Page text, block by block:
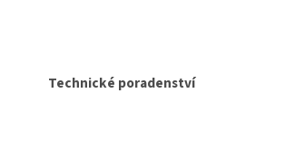
Technické poradenství